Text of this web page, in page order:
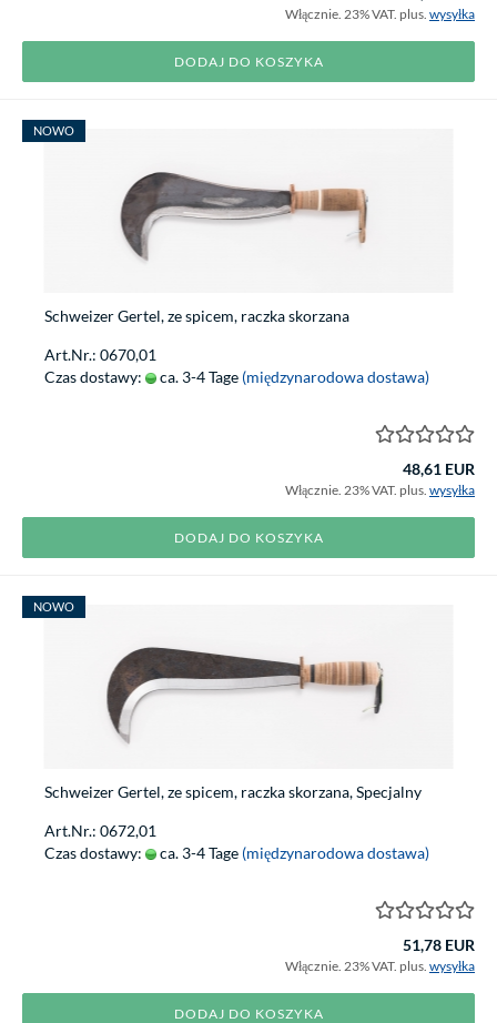
Włącznie. 23% VAT. plus. wysyłka
DODAJ DO KOSZYKA
NOWO
Schweizer Gertel, ze spicem, raczka skorzana
Art.Nr.: 0670,01
Czas dostawy:
ca. 3-4 Tage (międzynarodowa dostawa)
48,61 EUR
Włącznie. 23% VAT. plus. wysyłka
DODAJ DO KOSZYKA
NOWO
Schweizer Gertel, ze spicem, raczka skorzana, Specjalny
Art.Nr.: 0672,01
Czas dostawy:
ca. 3-4 Tage (międzynarodowa dostawa)
51,78 EUR
Włącznie. 23% VAT. plus. wysyłka
DODAJ DO KOSZYKA